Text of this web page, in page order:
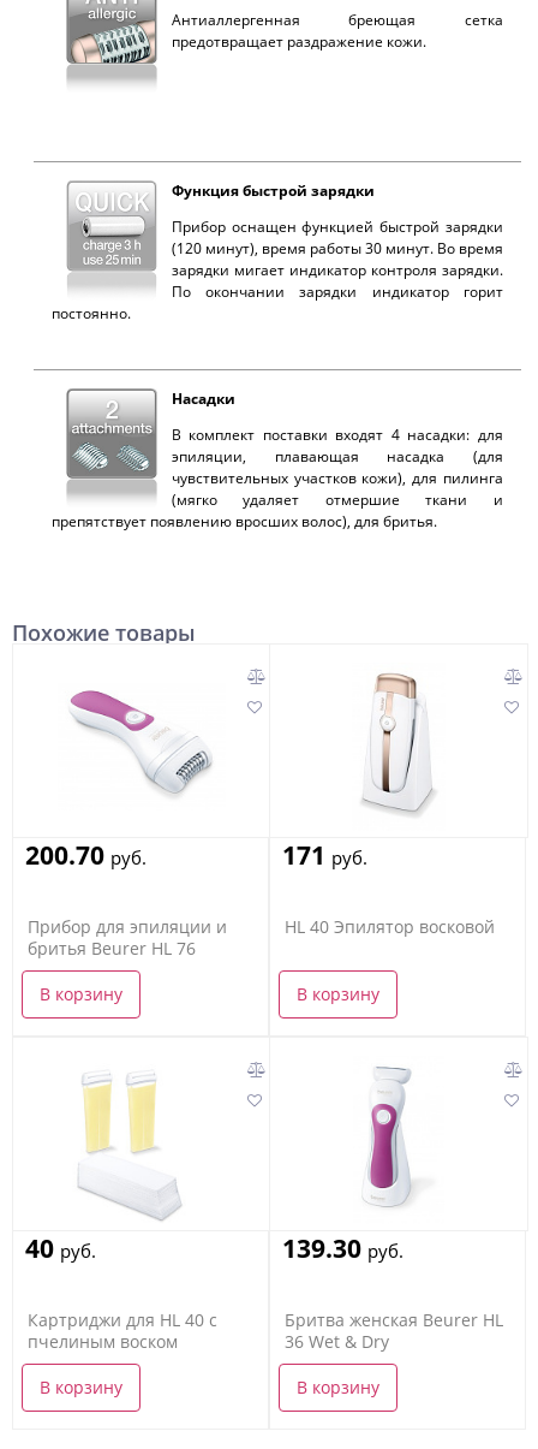
Антиаллергенная бреющая сетка
предотвращает раздражение кожи.
Функция быстрой зарядки
Прибор оснащен функцией быстрой зарядки
(120 минут), время работы 30 минут. Во время
зарядки мигает индикатор контроля зарядки.
По окончании зарядки индикатор горит
постоянно.
Насадки
В комплект поставки входят 4 насадки: для
эпиляции, плавающая насадка (для
чувствительных участков кожи), для пилинга
(мягко удаляет отмершие ткани и
препятствует появлению вросших волос), для бритья.
Похожие товары
200.70 руб.
Прибор для эпиляции и
бритья Beurer HL 76
В корзину
171 руб.
HL 40 Эпилятор восковой
В корзину
40 руб.
Картриджи для HL 40 с
пчелиным воском
В корзину
139.30 руб.
Бритва женская Beurer HL
36 Wet & Dry
В корзину